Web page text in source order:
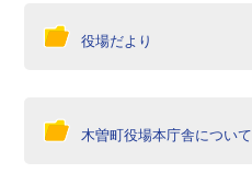
役場だより
木曽町役場本庁舎について